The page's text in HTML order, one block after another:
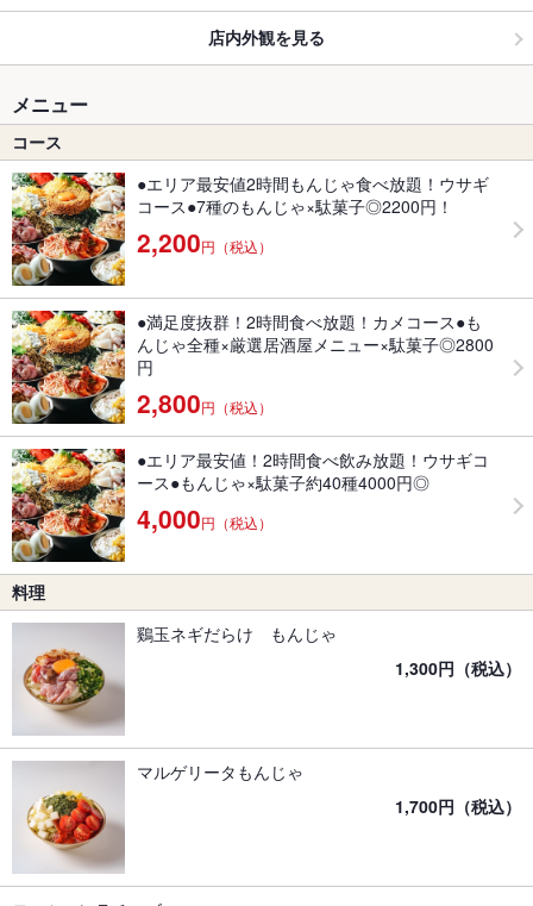
店内外観を見る
メニュー
コース
●エリア最安値2時間もんじゃ食べ放題！ウサギ
コース●7種のもんじゃ×駄菓子◎2200円！
2,200円（税込）
●満足度抜群！2時間食べ放題！カメコース●も
んじゃ全種×厳選居酒屋メニュー×駄菓子◎2800
円
2,800円（税込）
●エリア最安値！2時間食べ飲み放題！ウサギコ
ース●もんじゃ×駄菓子約40種4000円◎
4,000円（税込）
料理
鷄玉ネギだらけ もんじゃ
1,300円（税込）
マルゲリータもんじゃ
1,700円（税込）